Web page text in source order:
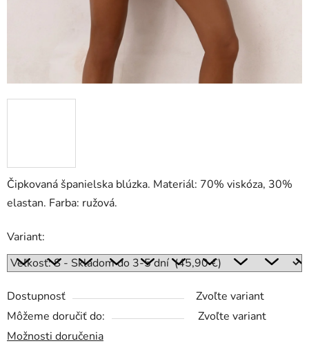
Čipkovaná španielska blúzka. Materiál: 70% viskóza, 30%
elastan. Farba: ružová.
Variant:
Dostupnosť
Zvoľte variant
Môžeme doručiť do:
Zvoľte variant
Možnosti doručenia